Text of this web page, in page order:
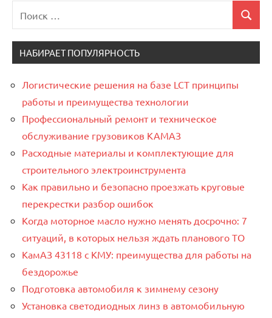
для:
Поиск
НАБИРАЕТ ПОПУЛЯРНОСТЬ
Логистические решения на базе LCT принципы
работы и преимущества технологии
Профессиональный ремонт и техническое
обслуживание грузовиков КАМАЗ
Расходные материалы и комплектующие для
строительного электроинструмента
Как правильно и безопасно проезжать круговые
перекрестки разбор ошибок
Когда моторное масло нужно менять досрочно: 7
ситуаций, в которых нельзя ждать планового ТО
КамАЗ 43118 с КМУ: преимущества для работы на
бездорожье
Подготовка автомобиля к зимнему сезону
Установка светодиодных линз в автомобильную